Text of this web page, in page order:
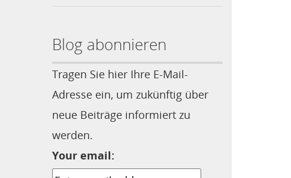
Blog abonnieren
Tragen Sie hier Ihre E-Mail-
Adresse ein, um zukünftig über
neue Beiträge informiert zu
werden.
Your email: